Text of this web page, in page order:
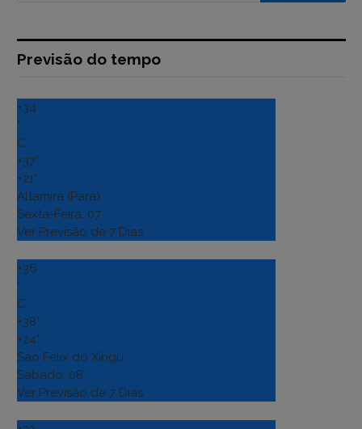
Previsão do tempo
+34
°
C
+37°
+21°
Altamira (Para)
Sexta-Feira, 07
Ver Previsão de 7 Dias
+36
°
C
+38°
+24°
Sao Felix do Xingu
Sábado, 08
Ver Previsão de 7 Dias